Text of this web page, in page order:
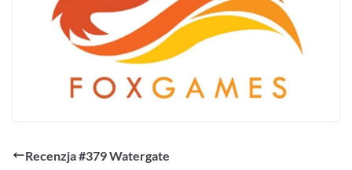
Recenzja #379 Watergate